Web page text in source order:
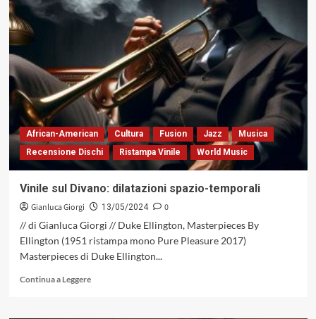
Kamasi
Washngton
«Fearless
Movement»,
il
collettore
principale
della
BAM
irrita,
irretisce,
sconvolge,
ma
soprattutto
sorprende
African-American Cultura Fusion Jazz
Musica
Recensione Dischi
Ristampa Vinile World Music
Vinile sul Divano: dilatazioni spazio-temporali
Gianluca Giorgi 13/05/2024
0
// di Gianluca Giorgi // Duke Ellington, Masterpieces By
Ellington (1951 ristampa mono Pure Pleasure 2017)
Masterpieces di Duke Ellington...
Continua a LeggereLeggi